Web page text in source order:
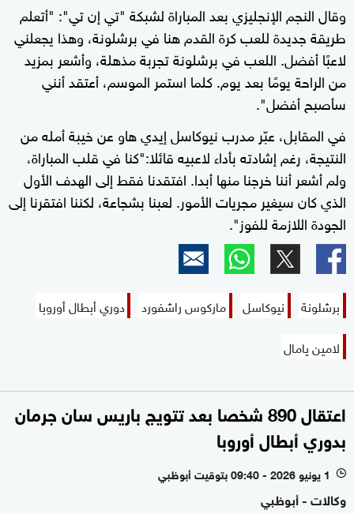
وقال النجم الإنجليزي بعد المباراة لشبكة "تي إن تي": "أتعلم
طريقة جديدة للعب كرة القدم هنا في برشلونة، وهذا يجعلني
لاعبًا أفضل. اللعب في برشلونة تجربة مذهلة، وأشعر بمزيد
من الراحة يومًا بعد يوم. كلما استمر الموسم، أعتقد أنني
سأصبح أفضل".
في المقابل، عبّر مدرب نيوكاسل إيدي هاو عن خيبة أمله من
النتيجة، رغم إشادته بأداء لاعبيه قائلا:"كنا في قلب المباراة،
ولم أشعر أننا خرجنا منها أبدا. افتقدنا فقط إلى الهدف الأول
الذي كان سيغير مجريات الأمور. لعبنا بشجاعة، لكننا افتقرنا إلى
الجودة اللازمة للفوز".
برشلونة نيوكاسل ماركوس راشفورد
دوري أبطال أوروبا
لامين يامال
اعتقال 890 شخصا بعد تتويج باريس سان جرمان
بدوري أبطال أوروبا
l 1 يونيو 2026 - 09:40 بتوقيت أبوظبي
وكالات - أبوظبي